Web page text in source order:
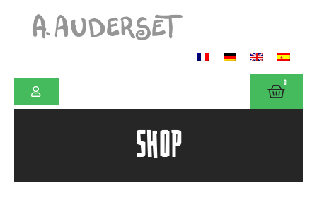
0
SHOP